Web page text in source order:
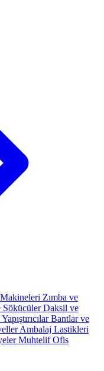
Zımba ve
SökücülerDaksil ve
Bantlar ve
Ambalaj Lastikleri
Muhtelif Ofis